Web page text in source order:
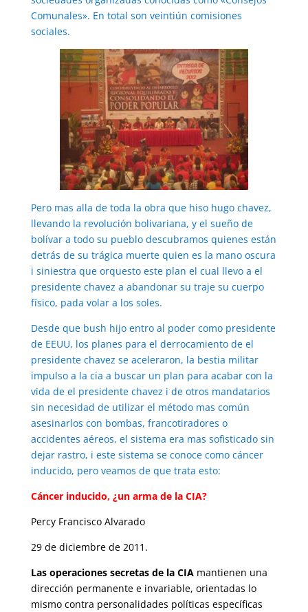
Comunales». En total son veintiún comisiones
sociales.
Pero mas alla de toda la obra que hiso hugo chavez,
llevando la revolución bolivariana, y el sueño de
bolívar a todo su pueblo descubramos quienes están
detrás de su trágica muerte quien es la mano oscura
i siniestra que orquesto este plan el cual llevo a el
presidente chavez a abandonar su traje su cuerpo
físico, pada volar a los soles.
Desde que bush hijo entro al poder como presidente
de EEUU, los planes para el derrocamiento de el
presidente chavez se aceleraron, la bestia militar
impulso a la cia a buscar un plan para acabar con la
vida de el presidente chavez i de otros mandatarios
sin necesidad de utilizar el método mas común
asesinarlos con bombas, francotiradores o
accidentes aéreos, el sistema era mas sofisticado sin
dejar rastro, i este sistema se conoce como cáncer
inducido, pero veamos de que trata esto:
Cáncer inducido, ¿un arma de la CIA?
Percy Francisco Alvarado
29 de diciembre de 2011.
Las operaciones secretas de la CIAmantienen una
dirección permanente e invariable, orientadas lo
mismo contra personalidades políticas específicas